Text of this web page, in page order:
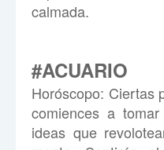
calmada.
#ACUARIO
Horóscopo: Ciertas
comiences a
ideas que